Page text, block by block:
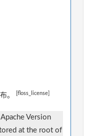
。 [floss_license]
Version
at the root of